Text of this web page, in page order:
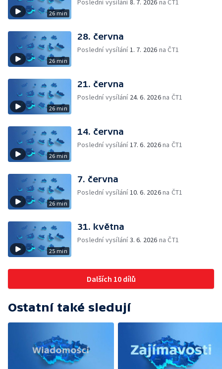
26 min
Poslední vysílání8. 7. 2026 na ČT1
26 min
28. června
Poslední vysílání1. 7. 2026 na ČT1
26 min
21. června
Poslední vysílání 24. 6. 2026na ČT1
26 min
14. června
Poslední vysílání17. 6. 2026na ČT1
26 min
7. června
Poslední vysílání10. 6. 2026na ČT1
25 min
31. května
Poslední vysílání3. 6. 2026 na ČT1
Dalších 10 dílů
Ostatní také sledují